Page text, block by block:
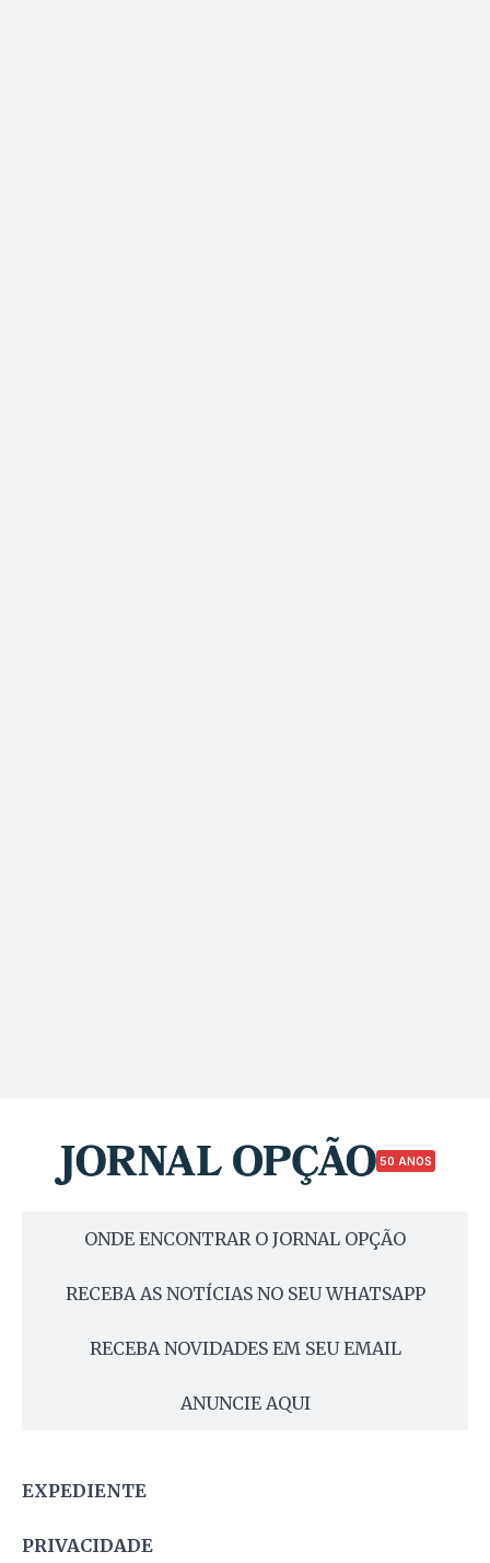
50 ANOS
ONDE ENCONTRAR O JORNAL OPÇÃO
RECEBA AS NOTÍCIAS NO SEU WHATSAPP
RECEBA NOVIDADES EM SEU EMAIL
ANUNCIE AQUI
EXPEDIENTE
PRIVACIDADE